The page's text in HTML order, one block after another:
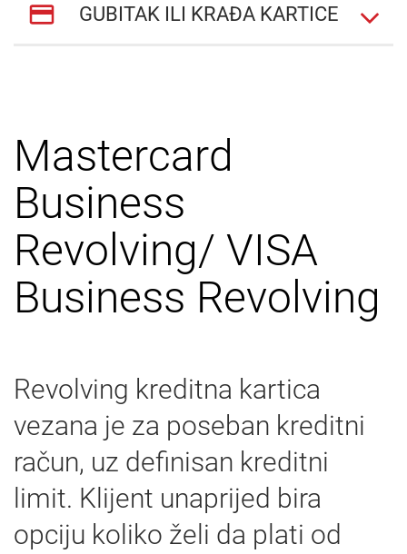
GUBITAK ILI KRAĐA KARTICE
Mastercard
Business
Revolving/ VISA
Business Revolving
Revolving kreditna kartica
vezana je za poseban kreditni
račun, uz definisan kreditni
limit. Klijent unaprijed bira
opciju koliko želi da plati od